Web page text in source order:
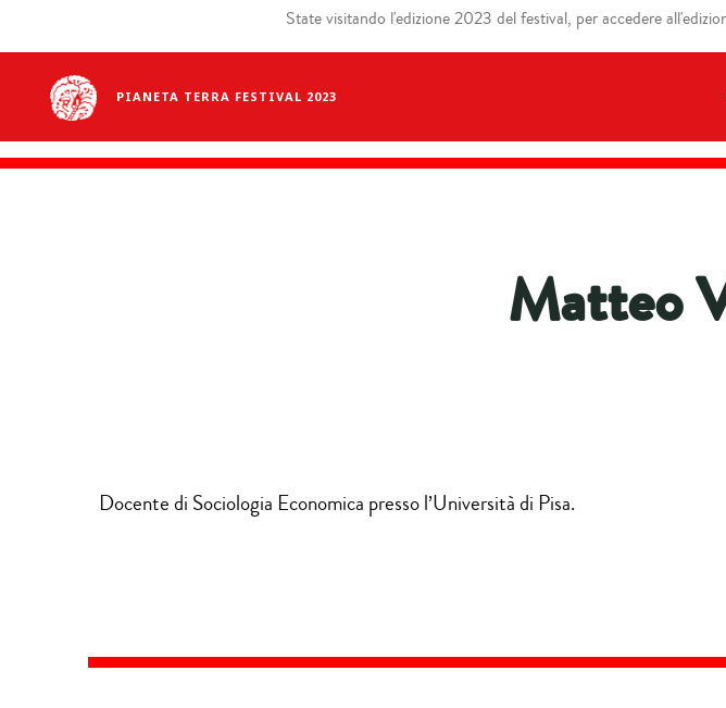
PIANETA TERRA FESTIVAL 2023
State visitando l'edizione 2023 del festival, per accedere
Matteo
Docente di Sociologia Economica presso l’Università di Pisa.